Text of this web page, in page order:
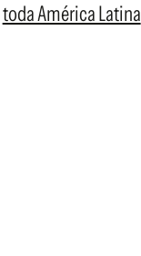
toda América Latina